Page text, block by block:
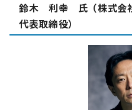
鈴木 利幸 氏（株式会
代表取締役）